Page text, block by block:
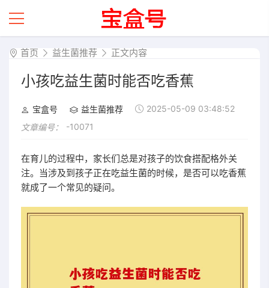
首页 益生菌推荐 正文内容
小孩吃益生菌时能否吃香蕉
宝盒号 益生菌推荐
2025-05-09 03:48:52
文章编号：
-10071
在育儿的过程中，家长们总是对孩子的饮食搭配格外关
注。当涉及到孩子正在吃益生菌的时候，是否可以吃香蕉
就成了一个常见的疑问。